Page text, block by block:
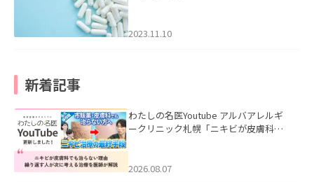
2023.11.10
新着記事
わたしの名医Youtube アルバアレルギ
ークリニック札幌「ニキビが皮膚科で
ました。
2026.08.07